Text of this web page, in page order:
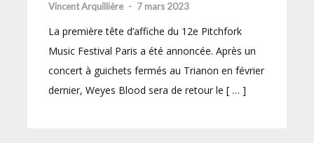
Vincent Arquillière - 7 mars 2023
La première tête d’affiche du 12e Pitchfork
Music Festival Paris a été annoncée. Après un
concert à guichets fermés au Trianon en février
dernier, Weyes Blood sera de retour le [ … ]